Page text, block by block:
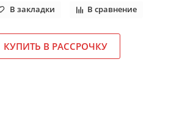
В закладки В сравнение
КУПИТЬ В РАССРОЧКУ